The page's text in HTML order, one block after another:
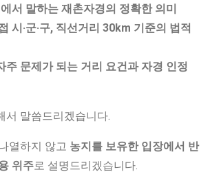
서 말하는 재촌자경의 정확한 의미
시·군·구, 직선거리 30km 기준의 법적
주 문제가 되는 거리 요건과 자경 인정
서 말씀드리겠습니다.
열하지 않고 농지를 보유한 입장에서 반
위주로 설명드리겠습니다.